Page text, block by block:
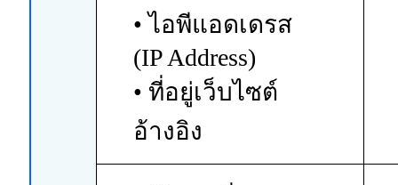
• ไอพีแอดเดรส
(IP Address)
• ที่อยู่เว็บไซต์
อ้างอิง